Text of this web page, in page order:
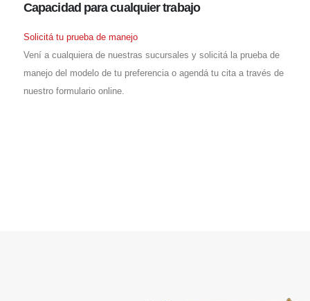
Capacidad para cualquier trabajo
Solicitá tu prueba de manejo
Vení a cualquiera de nuestras sucursales y solicitá la prueba de
manejo del modelo de tu preferencia o agendá tu cita a través de
nuestro formulario online.